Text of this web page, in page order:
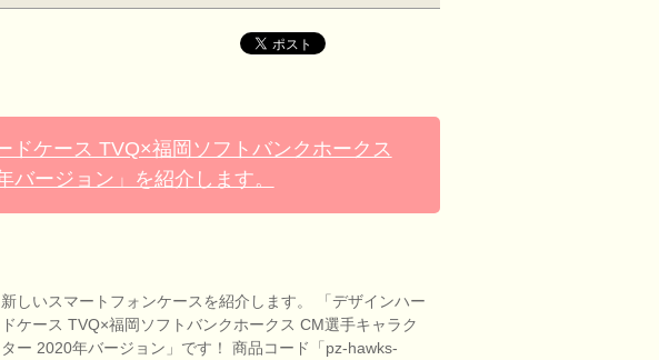
ドケース TVQ×福岡ソフトバンクホークス
ージョン」を紹介します。
新しいスマートフォンケースを紹介します。 「デザインハー
ドケース TVQ×福岡ソフトバンクホークス CM選手キャラク
ター 2020年バージョン」です！ 商品コード「pz-hawks-